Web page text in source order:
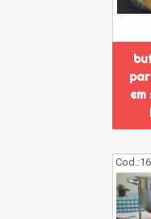
Cod.: